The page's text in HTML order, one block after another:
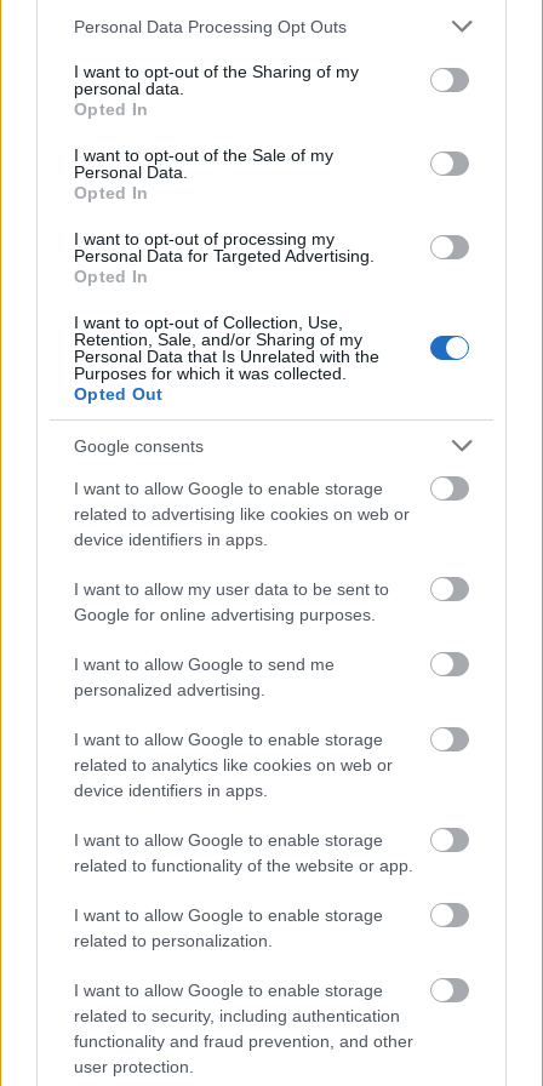
Please note that this website/app uses one or more Google
not limited to your visit or usage behaviour. You may click to
grant or deny consent to Google and its third-party tags to
use your data for below specified purposes in below Google
consent section.
Personal Data Processing Opt Outs
I want to opt-out of the Sharing of my
personal data.
Opted In
I want to opt-out of the Sale of my
Personal Data.
Opted In
I want to opt-out of processing my
Personal Data for Targeted Advertising.
Opted In
I want to opt-out of Collection, Use,
Retention, Sale, and/or Sharing of my
Personal Data that Is Unrelated with the
Purposes for which it was collected.
Opted Out
Google consents
I want to allow Google to enable storage
related to advertising like cookies on web or
device identifiers in apps.
I want to allow my user data to be sent to
Google for online advertising purposes.
I want to allow Google to send me
personalized advertising.
I want to allow Google to enable storage
related to analytics like cookies on web or
device identifiers in apps.
I want to allow Google to enable storage
related to functionality of the website or app.
I want to allow Google to enable storage
related to personalization.
I want to allow Google to enable storage
related to security, including authentication
functionality and fraud prevention, and other
user protection.
tovább fog élni, és tovább fog profokálni minket.
R.: - Az idei színházi világnapon mi lesz még?
Gáspár Máté:- Idén is teljesen a színházak
hatáskörébe utaltuk, hogy mire gondolnak, és
nagyon változatos a felhozatal. Rengeteg helyről
jönnek össze művészek és ez nem is olyan
hagyományos gála, tehát inkább ilyen
beszélgetések, anekdotázgatások Bárkán
focimeccset is szerveznek, a Térszínházban lesz
tart ezen a napon, a Thália Színház régi stúdiójában
a Göthe Intézetben a tavaszi fesztivál keretében egy
beszélgetésé lesz, a Katona József Színház és a
Studtgarti Tribünel vezetőinek részvételével, és a
Thália nagy színpadán lesz egyébkén a Súgócsiga
12 résztvevőt fogjuk köszönteni.
R.: - Ez egy internetes szavazás volt ugye, el lehet-e
Gáspár Máté:- Természetesen, hiszen ők is értesítést
kaptak már Almássy SÁndor, Fekete Ernő, Fullajtár
Andrea, Hernádi Judit, Koltai Róbert, Kováts Adél,
Ónodi Eszter, Stohl András, Szávai Viktória, Szervét
Tibor, Tóth Sándor és Törőcsik Mari. Sokszor
megkérdezik tőlem, hogy ma egy színész hogy tesz
szert népszerűségre, honnan ismerik,mert hogy a
listát,hogyha alaposan átnézzük, azért látható, hogy
itt mindenkire vonatkozhat az,hogy lehetett a 2001-
méltó a közönség szeretetére. Néhányuknak
természetesen a média az a népszerűség az
elvitathatatlan. 15 ezer különböző ember szavazott,
és ez pont 5 ezerrel több például mint tavaly volt.
Mostanában olvastam egy felmérést, ami szerint
egyébként Budapesten 180 ezerre tehető azok